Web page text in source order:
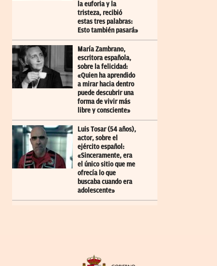
la euforia y la
tristeza, recibió
estas tres palabras:
Esto también pasará»
María Zambrano,
escritora española,
sobre la felicidad:
«Quien ha aprendido
a mirar hacia dentro
puede descubrir una
forma de vivir más
libre y consciente»
Luis Tosar (54 años),
actor, sobre el
ejército español:
«Sinceramente, era
el único sitio que me
ofrecía lo que
buscaba cuando era
adolescente»